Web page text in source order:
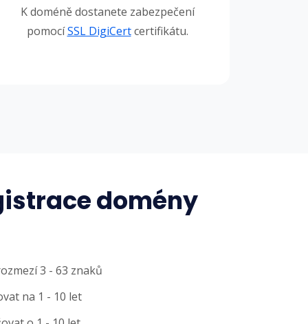
K doméně dostanete zabezpečení
pomocíSSL DigiCertcertifikátu.
domény
3 - 63 znaků
na 1 - 10 let